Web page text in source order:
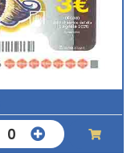
0